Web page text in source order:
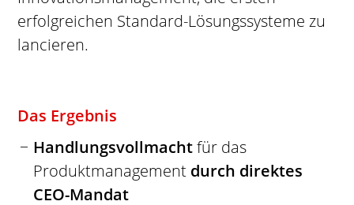
erfolgreichen Standard-Lösungssysteme zu
lancieren.
Das Ergebnis
Handlungsvollmachtfür das
Produktmanagement durch direktes
CEO-Mandat